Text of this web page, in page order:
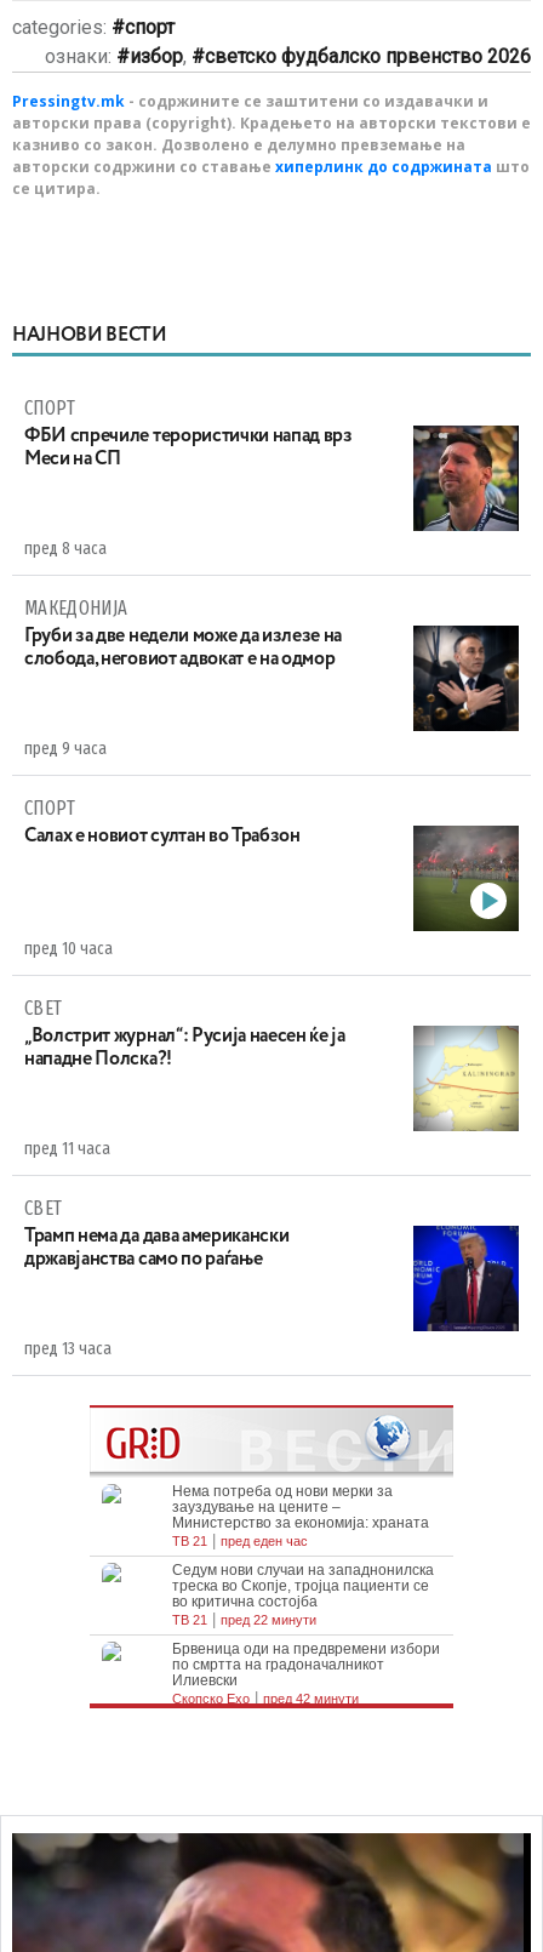
categories:
спорт
ознаки:
избор, светско фудбалско првенство 2026
Pressingtv.mk - содржините се заштитени со издавачки и
авторски права (copyright). Крадењето на авторски текстови е
казниво со закон. Дозволено е делумно превземање на
авторски содржини со ставање хиперлинк до содржината што
се цитира.
НАЈНОВИ ВЕСТИ
СПОРТ
ФБИ спречиле терористички напад врз
Меси на СП
пред 8 часа
МАКЕДОНИЈА
Груби за две недели може да излезе на
слобода, неговиот адвокат е на одмор
пред 9 часа
СПОРТ
Салах е новиот султан во Трабзон
пред 10 часа
СВЕТ
„Волстрит журнал“: Русија наесен ќе ја
нападне Полска?!
пред 11 часа
СВЕТ
Трамп нема да дава американски
државјанства само по раѓање
пред 13 часа